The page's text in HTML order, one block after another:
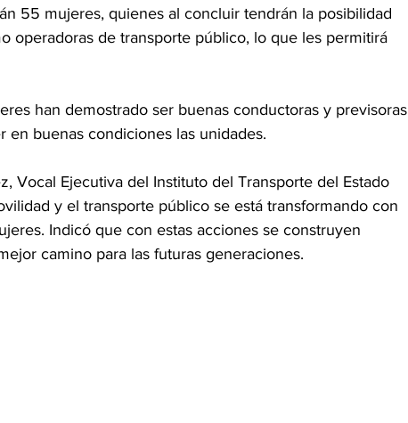
55 mujeres, quienes al concluir tendrán la posibilidad
operadoras de transporte público, lo que les permitirá
han demostrado ser buenas conductoras y previsoras
en buenas condiciones las unidades.
Vocal Ejecutiva del Instituto del Transporte del Estado
y el transporte público se está transformando con
Indicó que con estas acciones se construyen
camino para las futuras generaciones.